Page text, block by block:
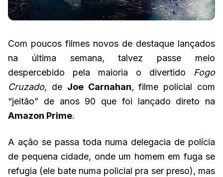
Com poucos filmes novos de destaque lançados
na última semana, talvez passe meio
despercebido pela maioria o divertido Fogo
Cruzado, de Joe Carnahan, filme policial com
“jeitão” de anos 90 que foi lançado direto na
Amazon Prime.
A ação se passa toda numa delegacia de polícia
de pequena cidade, onde um homem em fuga se
refugia (ele bate numa policial pra ser preso), mas